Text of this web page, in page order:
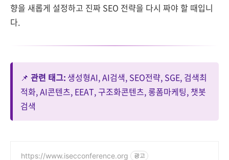
향을 새롭게 설정하고 진짜 SEO 전략을 다시 짜야 할 때입니
다.
📌 관련 태그: 생성형AI, AI검색, SEO전략, SGE, 검색최
적화, AI콘텐츠, EEAT, 구조화콘텐츠, 롱폼마케팅, 챗봇
검색
https://www.isecconference.org 광고